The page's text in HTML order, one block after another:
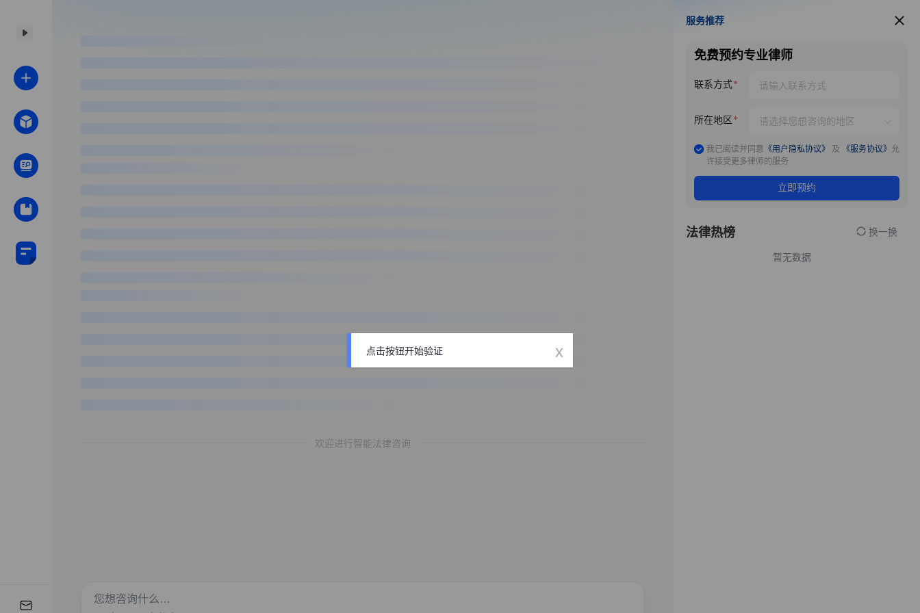
欢迎进行智能法律咨询
服务推荐
服务推荐
免费预约专业律师
联系方式
所在地区
我已阅读并同意 《用户隐私协议》 及 《服务协议》 允
许接受更多律师的服务
立即预约
法律热榜 换一换
暂无数据
点击按钮开始验证 x